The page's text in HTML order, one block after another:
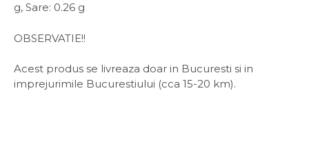
g, Sare: 0.26 g
OBSERVATIE!!
Acest produs se livreaza doar in Bucuresti si in
imprejurimile Bucurestiului (cca 15-20 km).